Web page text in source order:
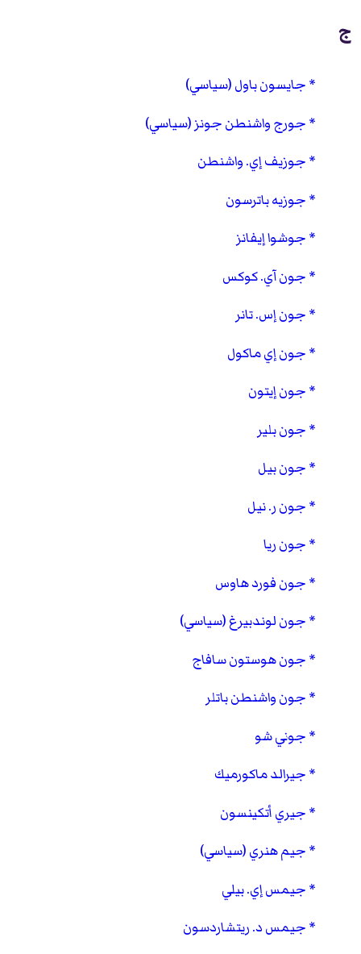
ج
جايسون باول (سياسي)
جورج واشنطن جونز (سياسي)
جوزيف إي. واشنطن
جوزيه باترسون
جوشوا إيفانز
جون آي. كوكس
جون إس. تانر
جون إي ماكول
جون إيتون
جون بلير
جون بيل
جون ر. نيل
جون ريا
جون فورد هاوس
جون لوندبيرغ (سياسي)
جون هوستون سافاج
جون واشنطن باتلر
جوني شو
جيرالد ماكورميك
جيري أتكينسون
جيم هنري (سياسي)
جيمس إي. بيلي
جيمس د. ريتشاردسون